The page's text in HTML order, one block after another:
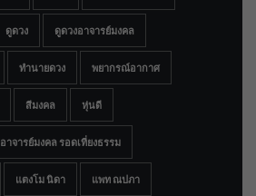
ดูดวง ดูดวงอาจารย์มงคล
ทำนายดวง พยากรณ์อากาศ
สีมงคล หุ่นดี
อาจารย์มงคล รอดเที่ยงธรรม
แตงโม นิดา แพท ณปภา